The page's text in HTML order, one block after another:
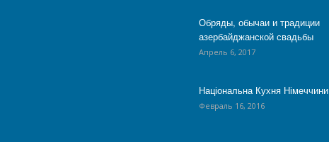
Обряды, обычаи и традиции
азербайджанской свадьбы
Апрель 6, 2017
Національна Кухня Німеччини
Февраль 16, 2016